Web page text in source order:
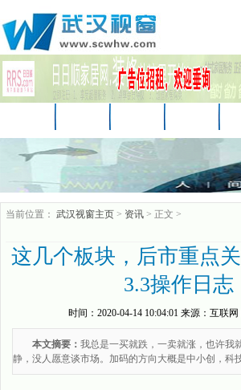
家居 企业
当前位置： 武汉视窗主页 > 资讯 > 正文 >
这几个板块，后市重点
3.3操作日志
时间： 2020-04-14 10:04:01来源： 互联网
本文摘要： 我总是一买就跌，一卖就涨，也许我
静，没人愿意谈市场。加码的方向大概是中小创，科